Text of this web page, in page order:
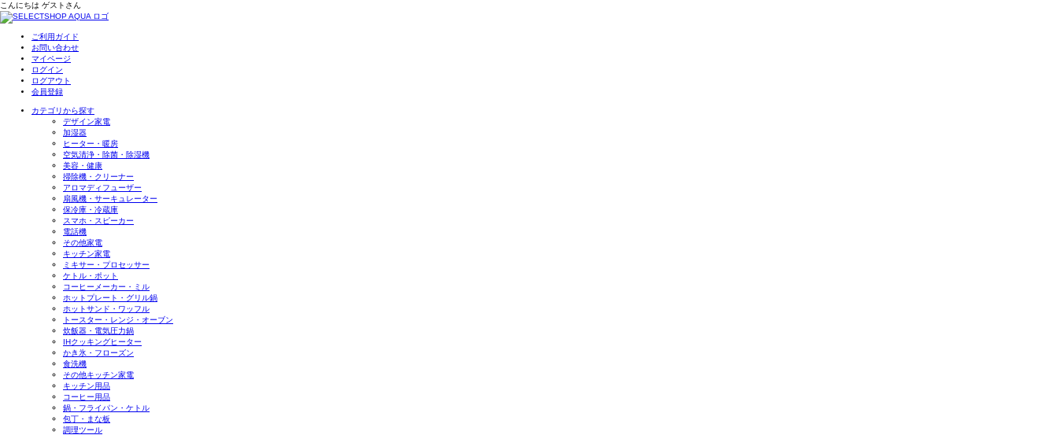
こんにちは ゲスト さん
ご利用ガイド
お問い合わせ
マイページ
ログイン
ログアウト
会員登録
カテゴリから探す
デザイン家電
加湿器
ヒーター・暖房
空気清浄・除菌・除湿機
美容・健康
掃除機・クリーナー
アロマディフューザー
扇風機・サーキュレーター
保冷庫・冷蔵庫
スマホ・スピーカー
電話機
その他家電
キッチン家電
ミキサー・プロセッサー
ケトル・ポット
コーヒーメーカー・ミル
ホットプレート・グリル鍋
ホットサンド・ワッフル
トースター・レンジ・オーブン
炊飯器・電気圧力鍋
IHクッキングヒーター
かき氷・フローズン
食洗機
その他キッチン家電
キッチン用品
コーヒー用品
鍋・フライパン・ケトル
包丁・まな板
調理ツール